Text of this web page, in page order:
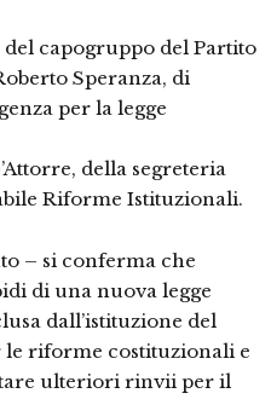
capogruppo del Partito
Speranza, di
per la legge
della segreteria
Riforme Istituzionali.
– si conferma che
di una nuova legge
dall’istituzione del
riforme costituzionali e
ulteriori rinvii per il